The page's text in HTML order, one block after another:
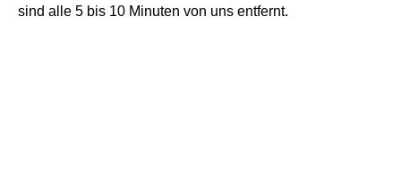
sind alle 5 bis 10 Minuten von uns entfernt.